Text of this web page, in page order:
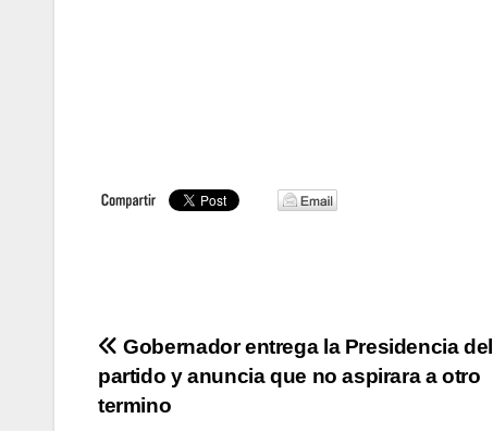
Navegación
de
Gobernador entrega la Presidencia del
partido y anuncia que no aspirara a otro
termino